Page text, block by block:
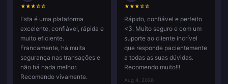
★★★☆☆
Esta é uma plataforma
excelente, confiável, rápida e
muito eficiente.
Francamente, há muita
segurança nas transações e
não há nada melhor.
Recomendo vivamente.
★★★☆☆
Rápido, confiável e perfeito
<3. Muito seguro e com um
suporte ao cliente incrível
que responde pacientemente
a todas as suas dúvidas.
Recomendo muito!!!
Aug 4, 2026